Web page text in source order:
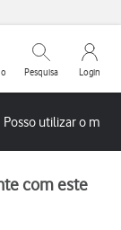
de compras
Pesquisar
Pesquisa
My
Login
Posso utilizar o meu
com este